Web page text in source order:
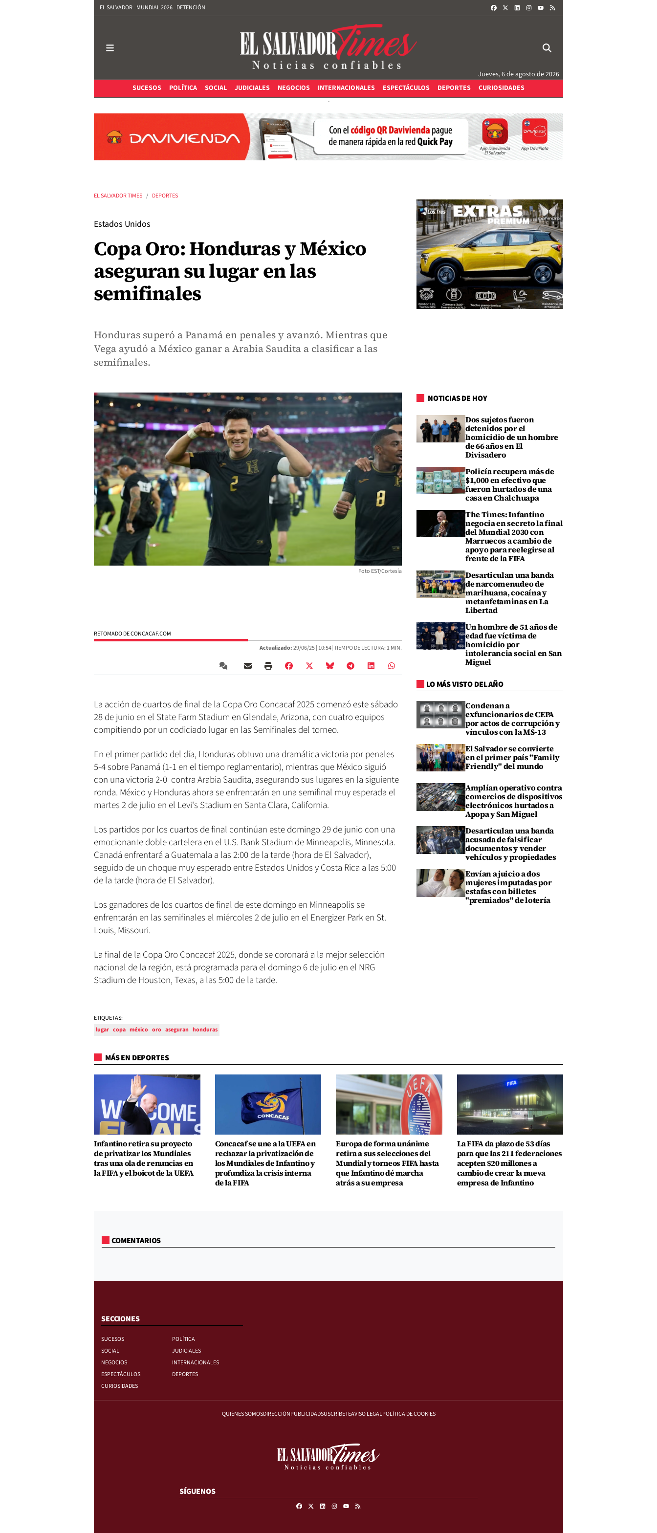
EL SALVADOR MUNDIAL 2026 DETENCIÓN FACEBOOKLINKEDININSTAGRAM
Jueves, 6 de agosto de 2026
SUCESOS
POLÍTICA SOCIAL JUDICIALES NEGOCIOS INTERNACIONALES ESPECTÁCULOS DEPORTES CURIOSIDADES
EL SALVADOR TIMES DEPORTES
Estados Unidos
Copa Oro: Honduras y México
aseguran su lugar en las
semifinales
Honduras superó a Panamá en penales y avanzó. Mientras que
Vega ayudó a México ganar a Arabia Saudita a clasificar a las
semifinales.
Foto EST/Cortesía
RETOMADO DE CONCACAF.COM
Actualizado:29/06/25 | 10:54| TIEMPO DE LECTURA: 1 MIN.
La acción de cuartos de final de la Copa Oro Concacaf 2025 comenzó este sábado
28 de junio en el State Farm Stadium en Glendale, Arizona, con cuatro equipos
compitiendo por un codiciado lugar en las Semifinales del torneo.
En el primer partido del día, Honduras obtuvo una dramática victoria por penales
5-4 sobre Panamá (1-1 en el tiempo reglamentario), mientras que México siguió
con una victoria 2-0 contra Arabia Saudita, asegurando sus lugares en la siguiente
ronda. México y Honduras ahora se enfrentarán en una semifinal muy esperada el
martes 2 de julio en el Levi's Stadium en Santa Clara, California.
Los partidos por los cuartos de final continúan este domingo 29 de junio con una
emocionante doble cartelera en el U.S. Bank Stadium de Minneapolis, Minnesota.
Canadá enfrentará a Guatemala a las 2:00 de la tarde (hora de El Salvador),
seguido de un choque muy esperado entre Estados Unidos y Costa Rica a las 5:00
de la tarde (hora de El Salvador).
Los ganadores de los cuartos de final de este domingo en Minneapolis se
enfrentarán en las semifinales el miércoles 2 de julio en el Energizer Park en St.
Louis, Missouri.
La final de la Copa Oro Concacaf 2025, donde se coronará a la mejor selección
nacional de la región, está programada para el domingo 6 de julio en el NRG
Stadium de Houston, Texas, a las 5:00 de la tarde.
ETIQUETAS:
lugar copa méxico oro aseguran honduras
NOTICIAS DE HOY
Dos sujetos fueron
detenidos por el
homicidio de un hombre
de 66 años en El
Divisadero
Policía recupera más de
$1,000 en efectivo que
fueron hurtados de una
casa en Chalchuapa
The Times: Infantino
negocia en secreto la final
del Mundial 2030 con
Marruecos a cambio de
apoyo para reelegirse al
frente de la FIFA
Desarticulan una banda
de narcomenudeo de
marihuana, cocaína y
metanfetaminas en La
Libertad
Un hombre de 51 años de
edad fue víctima de
homicidio por
intolerancia social en San
Miguel
LO MÁS VISTO DEL AÑO
Condenan a
exfuncionarios de CEPA
por actos de corrupción y
vínculos con la MS-13
El Salvador se convierte
en el primer país "Family
Friendly" del mundo
Amplían operativo contra
comercios de dispositivos
electrónicos hurtados a
Apopa y San Miguel
Desarticulan una banda
acusada de falsificar
documentos y vender
vehículos y propiedades
Envían a juicio a dos
mujeres imputadas por
estafas con billetes
"premiados" de lotería
MÁS EN DEPORTES
Infantino retira su proyecto
de privatizar los Mundiales
tras una ola de renuncias en
la FIFA y el boicot de la UEFA
Concacaf se une a la UEFA en
rechazar la privatización de
los Mundiales de Infantino y
profundiza la crisis interna
de la FIFA
Europa de forma unánime
retira a sus selecciones del
Mundial y torneos FIFA hasta
que Infantino dé marcha
atrás a su empresa
La FIFA da plazo de 53 días
para que las 211 federaciones
acepten $20 millones a
cambio de crear la nueva
empresa de Infantino
COMENTARIOS
SECCIONES
SUCESOS
POLÍTICA
SOCIAL
JUDICIALES
NEGOCIOS
INTERNACIONALES
ESPECTÁCULOS
DEPORTES
CURIOSIDADES
QUIÉNES SOMOSDIRECCIÓNPUBLICIDADSUSCRÍBETEAVISO LEGALPOLÍTICA DE COOKIES
SÍGUENOS
FacebookLinkedinInstagram